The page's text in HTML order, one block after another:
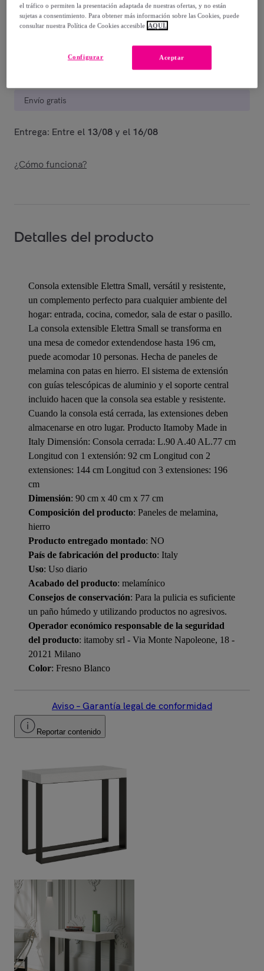
Están agotándose
Envío gratis
Entrega: Entre el 13/08y el 16/08
¿Cómo funciona?
Detalles del producto
Consola extensible Elettra Small, versátil y resistente,
un complemento perfecto para cualquier ambiente del
hogar: entrada, cocina, comedor, sala de estar o pasillo.
La consola extensible Elettra Small se transforma en
una mesa de comedor extendendose hasta 196 cm,
puede acomodar 10 personas. Hecha de paneles de
melamina con patas en hierro. El sistema de extensión
con guías telescópicas de aluminio y el soporte central
incluido hacen que la consola sea estable y resistente.
Cuando la consola está cerrada, las extensiones deben
almacenarse en otro lugar. Producto Itamoby Made in
Italy Dimensión: Consola cerrada: L.90 A.40 AL.77 cm
Longitud con 1 extensión: 92 cm Longitud con 2
extensiones: 144 cm Longitud con 3 extensiones: 196
cm
Dimensión: 90 cm x 40 cm x 77 cm
Composición del producto: Paneles de melamina,
hierro
Producto entregado montado: NO
País de fabricación del producto: Italy
Uso: Uso diario
Acabado del producto: melamínico
Consejos de conservación: Para la pulicia es suficiente
un paño húmedo y utilizando productos no agresivos.
Operador económico responsable de la seguridad
del producto: itamoby srl - Via Monte Napoleone, 18 -
20121 Milano
Color: Fresno Blanco
Aviso – Garantía legal de conformidad
Reportar contenido
el tráfico o permiten la presentación adaptada de nuestras ofertas, y no están
sujetas a consentimiento. Para obtener más información sobre las Cookies, puede
consultar nuestra Política de Cookies accesible AQUÍ.
Aceptar
Configurar